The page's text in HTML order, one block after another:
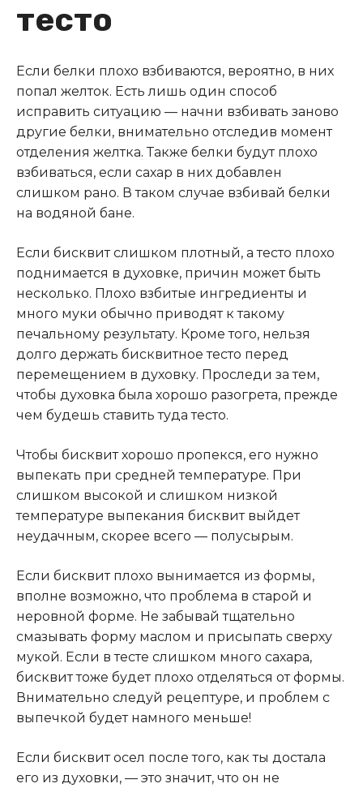
тесто
Если белки плохо взбиваются, вероятно, в них
попал желток. Есть лишь один способ
исправить ситуацию — начни взбивать заново
другие белки, внимательно отследив момент
отделения желтка. Также белки будут плохо
взбиваться, если сахар в них добавлен
слишком рано. В таком случае взбивай белки
на водяной бане.
Если бисквит слишком плотный, а тесто плохо
поднимается в духовке, причин может быть
несколько. Плохо взбитые ингредиенты и
много муки обычно приводят к такому
печальному результату. Кроме того, нельзя
долго держать бисквитное тесто перед
перемещением в духовку. Проследи за тем,
чтобы духовка была хорошо разогрета, прежде
чем будешь ставить туда тесто.
Чтобы бисквит хорошо пропекся, его нужно
выпекать при средней температуре. При
слишком высокой и слишком низкой
температуре выпекания бисквит выйдет
неудачным, скорее всего — полусырым.
Если бисквит плохо вынимается из формы,
вполне возможно, что проблема в старой и
неровной форме. Не забывай тщательно
смазывать форму маслом и присыпать сверху
мукой. Если в тесте слишком много сахара,
бисквит тоже будет плохо отделяться от формы.
Внимательно следуй рецептуре, и проблем с
выпечкой будет намного меньше!
Если бисквит осел после того, как ты достала
его из духовки, — это значит, что он не